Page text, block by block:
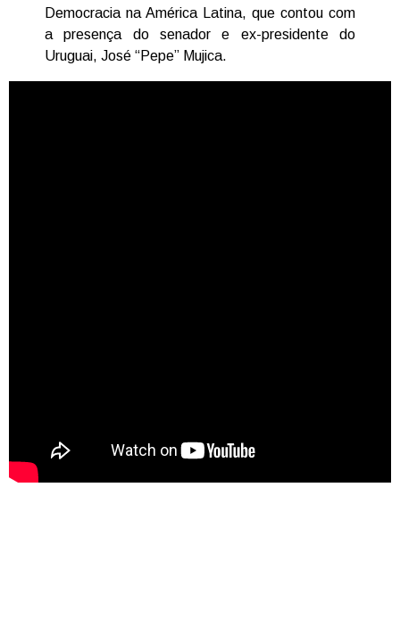
Democracia na América Latina, que contou com
a presença do senador e ex-presidente do
Uruguai, José “Pepe” Mujica.